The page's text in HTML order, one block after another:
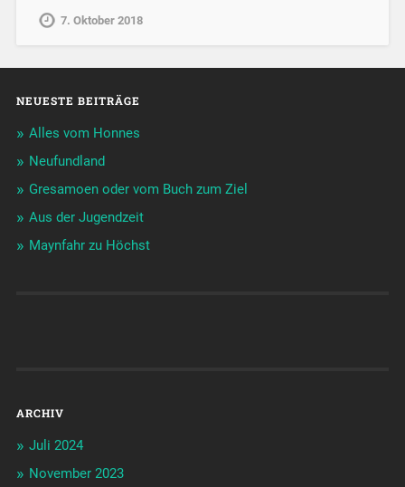
7. Oktober 2018
NEUESTE BEITRÄGE
Alles vom Honnes
Neufundland
Gresamoen oder vom Buch zum Ziel
Aus der Jugendzeit
Maynfahr zu Höchst
ARCHIV
Juli 2024
November 2023